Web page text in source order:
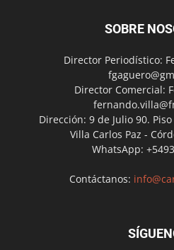
SOBRE
Director Periodístico:
Director Comercial:
Dirección: 9 de Julio 90.
Villa Carlos Paz -
WhatsApp:
Contáctanos: